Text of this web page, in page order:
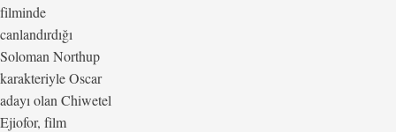
filminde
canlandırdığı
Soloman Northup
karakteriyle Oscar
adayı olan Chiwetel
Ejiofor, film